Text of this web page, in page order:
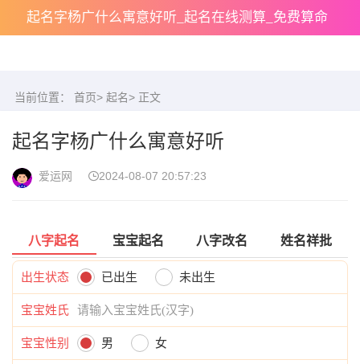
起名字杨广什么寓意好听_起名在线测算_免费算命
当前位置： 首页> 起名> 正文
起名字杨广什么寓意好听
爱运网 2024-08-07 20:57:23
八字起名 宝宝起名 八字改名 姓名祥批
出生状态 已出生 未出生
宝宝姓氏
宝宝性别 男 女